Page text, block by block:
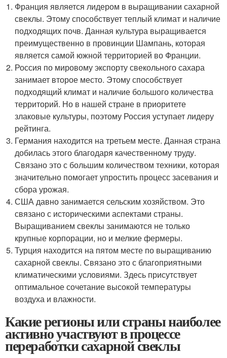
Франция является лидером в выращивании сахарной
свеклы. Этому способствует теплый климат и наличие
подходящих почв. Данная культура выращивается
преимущественно в провинции Шампань, которая
является самой южной территорией во Франции.
Россия по мировому экспорту свекольного сахара
занимает второе место. Этому способствует
подходящий климат и наличие большого количества
территорий. Но в нашей стране в приоритете
злаковые культуры, поэтому Россия уступает лидеру
рейтинга.
Германия находится на третьем месте. Данная страна
добилась этого благодаря качественному труду.
Связано это с большим количеством техники, которая
значительно помогает упростить процесс засевания и
сбора урожая.
США давно занимается сельским хозяйством. Это
связано с историческими аспектами страны.
Выращиванием свеклы занимаются не только
крупные корпорации, но и мелкие фермеры.
Турция находится на пятом месте по выращиванию
сахарной свеклы. Связано это с благоприятными
климатическими условиями. Здесь присутствует
оптимальное сочетание высокой температуры
воздуха и влажности.
Какие регионы или страны наиболее
активно участвуют в процессе
переработки сахарной свеклы